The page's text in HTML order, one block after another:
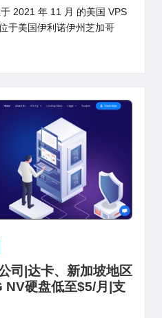
2021 年 11 月 的美国 VPS
于美国伊利诺伊州芝加哥
司|达卡、新加坡地区
NV硬盘低至$5/月|支